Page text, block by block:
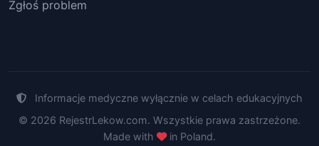
Zgłoś problem
Informacje medyczne wyłącznie w celach edukacyjnych
© 2026 RejestrLekow.com. Wszystkie prawa zastrzeżone.
Made with
in Poland.